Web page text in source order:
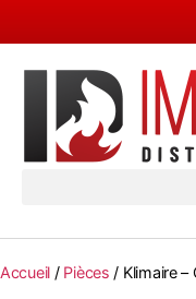
Accueil / Pièces / Klimaire